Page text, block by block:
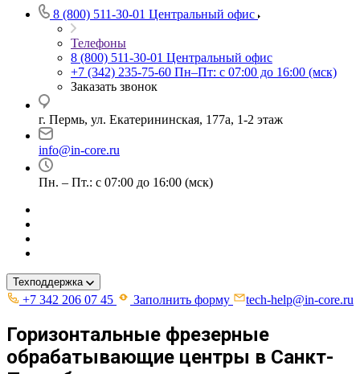
8 (800) 511-30-01 Центральный офис
Телефоны
8 (800) 511-30-01 Центральный офис
+7 (342) 235-75-60 Пн–Пт: с 07:00 до 16:00 (мск)
Заказать звонок
г. Пермь, ул. ​Екатерининская, 177а, ​1-2 этаж
info@in-core.ru
Пн. – Пт.: с 07:00 до 16:00 (мск)
Техподдержка
+7 342 206 07 45 Заполнить форму tech-help@in-core.ru
Горизонтальные фрезерные
обрабатывающие центры в Санкт-